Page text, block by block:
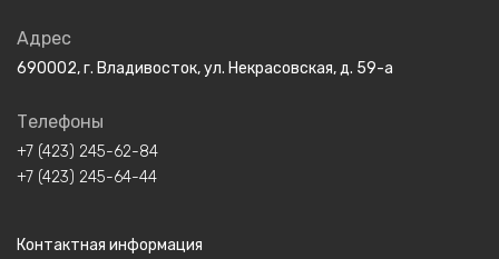
Адрес
690002, г. Владивосток, ул. Некрасовская, д. 59-а
Телефоны
+7 (423) 245-62-84
+7 (423) 245-64-44
Контактная информация